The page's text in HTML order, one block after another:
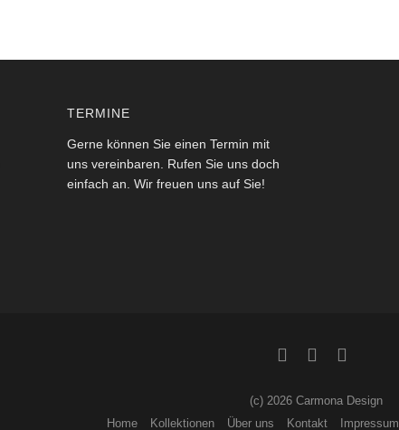
TERMINE
Gerne können Sie einen Termin mit
uns vereinbaren. Rufen Sie uns doch
einfach an. Wir freuen uns auf Sie!
(c) 2026 Carmona Design
Home
Kollektionen Über uns Kontakt Impressum